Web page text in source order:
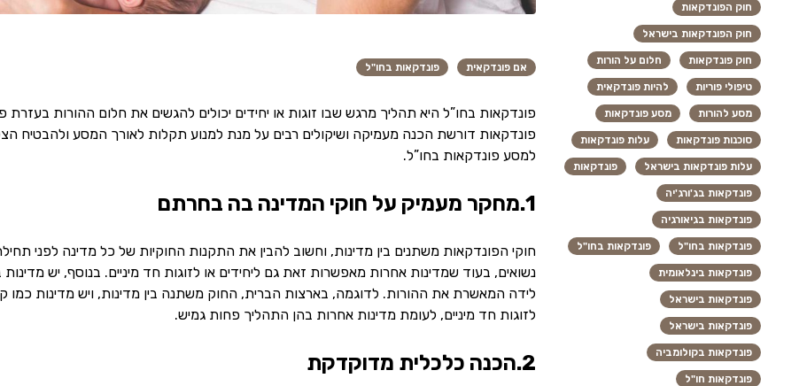
אם פונדקאית פונדקאות בחו"ל
פונדקאות בחו”ל היא תהליך מרגש שבו זוגות או יחידים יכולים להגשים את חלום ההורות
פונדקאות דורשת הכנה מעמיקה ושיקולים רבים על מנת למנוע תקלות לאורך המסע ולהבטיח
למסע פונדקאות בחו”ל.
1.מחקר מעמיק על חוקי המדינה בה בחרתם
חוקי הפונדקאות משתנים בין מדינות, וחשוב להבין את התקנות החוקיות של כל מדינה לפני
נשואים, בעוד שמדינות אחרות מאפשרות זאת גם ליחידים או לזוגות חד מיניים. בנוסף, יש
לידה המאשרת את ההורות. לדוגמה, בארצות הברית, החוק משתנה בין מדינות, ויש מדינות כמו
לזוגות חד מיניים, לעומת מדינות אחרות בהן התהליך פחות גמיש.
2.הכנה כלכלית מדוקדקת
חוק הפונדקאות
חוק הפונדקאות בישראל
חוק פונדקאות חלום על הורות
טיפולי פוריות להיות פונדקאית
מסע להורות מסע פונדקאות
סוכנות פונדקאות עלות פונדקאות
עלות פונדקאות בישראל פונדקאות
פונדקאות בג'ורג'יה
פונדקאות בגיאורגיה
פונדקאות בחו"ל פונדקאות בחו"ל
פונדקאות בינלאומית
פונדקאות בישראל
פונדקאות בישראל
פונדקאות בקולומביה
פונדקאות חו"ל